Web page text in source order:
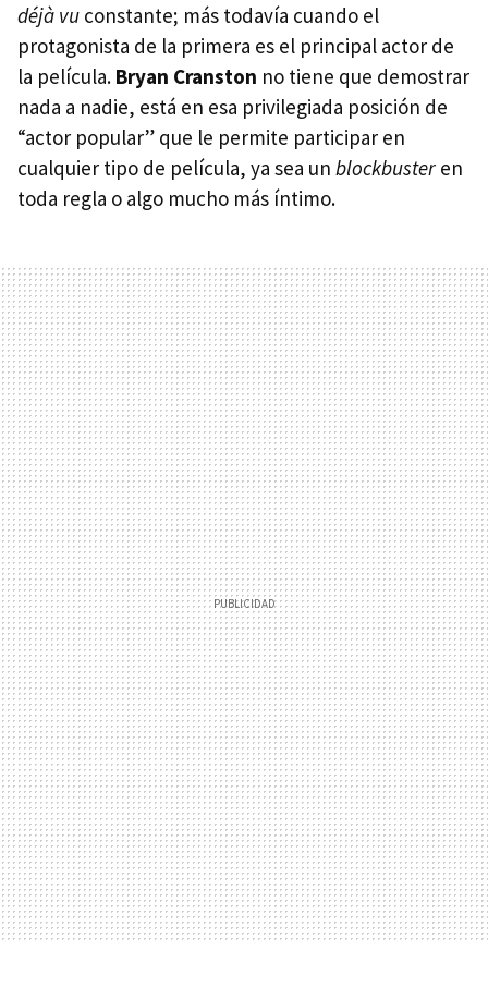
déjà vu constante; más todavía cuando el
protagonista de la primera es el principal actor de
la película. Bryan Cranston no tiene que demostrar
nada a nadie, está en esa privilegiada posición de
“actor popular” que le permite participar en
cualquier tipo de película, ya sea un blockbuster en
toda regla o algo mucho más íntimo.